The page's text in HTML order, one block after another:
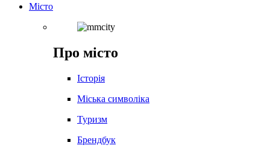
Місто
Про місто
Історія
Міська символіка
Туризм
Брендбук